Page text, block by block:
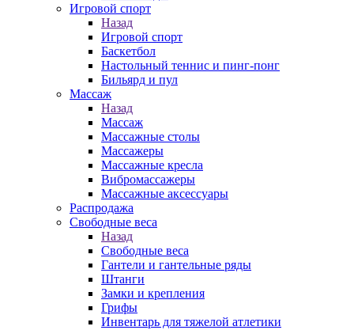
Игровой спорт
Назад
Игровой спорт
Баскетбол
Настольный теннис и пинг-понг
Бильярд и пул
Массаж
Назад
Массаж
Массажные столы
Массажеры
Массажные кресла
Вибромассажеры
Массажные аксессуары
Распродажа
Свободные веса
Назад
Свободные веса
Гантели и гантельные ряды
Штанги
Замки и крепления
Грифы
Инвентарь для тяжелой атлетики